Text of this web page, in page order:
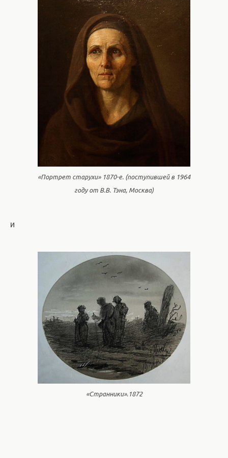
«Портрет старухи» 1870-е. (поступившей в 1964
году от В.В. Тэна, Москва)
и
«Странники».1872